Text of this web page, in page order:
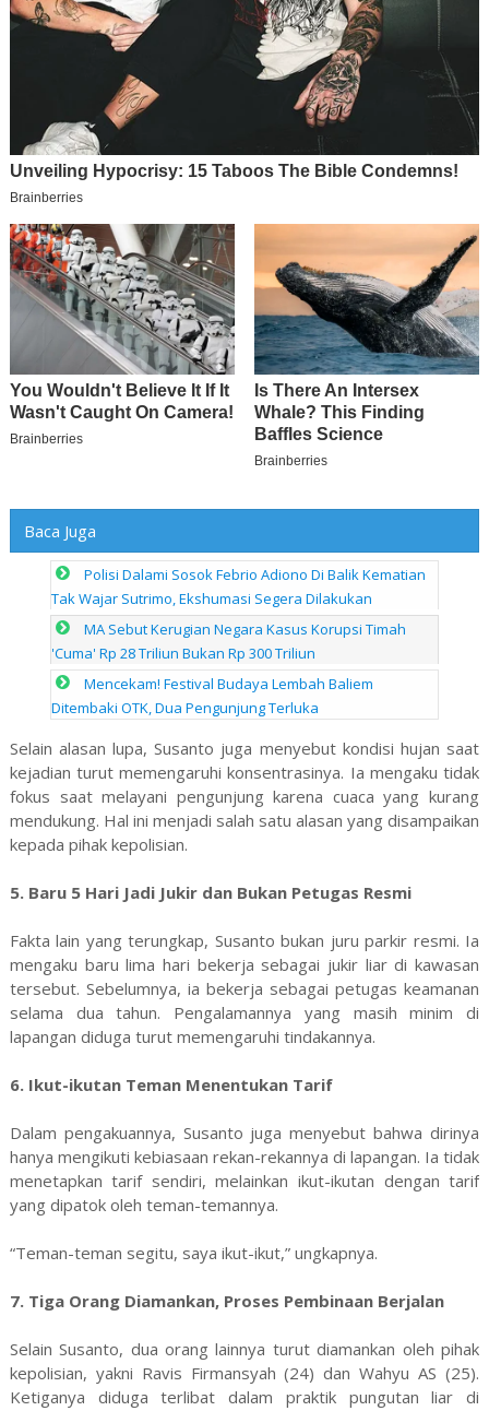
Baca Juga
Polisi Dalami Sosok Febrio Adiono Di Balik Kematian
Tak Wajar Sutrimo, Ekshumasi Segera Dilakukan
MA Sebut Kerugian Negara Kasus Korupsi Timah
'Cuma' Rp 28 Triliun Bukan Rp 300 Triliun
Mencekam! Festival Budaya Lembah Baliem
Ditembaki OTK, Dua Pengunjung Terluka
Selain alasan lupa, Susanto juga menyebut kondisi hujan saat
kejadian turut memengaruhi konsentrasinya. Ia mengaku tidak
fokus saat melayani pengunjung karena cuaca yang kurang
mendukung. Hal ini menjadi salah satu alasan yang disampaikan
kepada pihak kepolisian.
5. Baru 5 Hari Jadi Jukir dan Bukan Petugas Resmi
Fakta lain yang terungkap, Susanto bukan juru parkir resmi. Ia
mengaku baru lima hari bekerja sebagai jukir liar di kawasan
tersebut. Sebelumnya, ia bekerja sebagai petugas keamanan
selama dua tahun. Pengalamannya yang masih minim di
lapangan diduga turut memengaruhi tindakannya.
6. Ikut-ikutan Teman Menentukan Tarif
Dalam pengakuannya, Susanto juga menyebut bahwa dirinya
hanya mengikuti kebiasaan rekan-rekannya di lapangan. Ia tidak
menetapkan tarif sendiri, melainkan ikut-ikutan dengan tarif
yang dipatok oleh teman-temannya.
“Teman-teman segitu, saya ikut-ikut,” ungkapnya.
7. Tiga Orang Diamankan, Proses Pembinaan Berjalan
Selain Susanto, dua orang lainnya turut diamankan oleh pihak
kepolisian, yakni Ravis Firmansyah (24) dan Wahyu AS (25).
Ketiganya diduga terlibat dalam praktik pungutan liar di